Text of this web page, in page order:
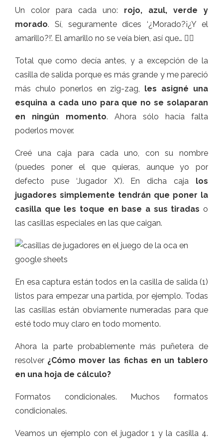
Un color para cada uno: rojo, azul, verde y
morado. Sí, seguramente dices ‘¿Morado?¡¿Y el
amarillo?!’. El amarillo no se veía bien, así que… 🤷‍♂️
Total que como decía antes, y a excepción de la
casilla de salida porque es más grande y me pareció
más chulo ponerlos en zig-zag, les asigné una
esquina a cada uno para que no se solaparan
en ningún momento. Ahora sólo hacía falta
poderlos mover.
Creé una caja para cada uno, con su nombre
(puedes poner el que quieras, aunque yo por
defecto puse ‘Jugador X’). En dicha caja los
jugadores simplemente tendrán que poner la
casilla que les toque en base a sus tiradas o
las casillas especiales en las que caigan.
En esa captura están todos en la casilla de salida (1)
listos para empezar una partida, por ejemplo. Todas
las casillas están obviamente numeradas para que
esté todo muy claro en todo momento.
Ahora la parte probablemente más puñetera de
resolver ¿Cómo mover las fichas en un tablero
en una hoja de cálculo?
Formatos condicionales. Muchos formatos
condicionales.
Veamos un ejemplo con el jugador 1 y la casilla 4.